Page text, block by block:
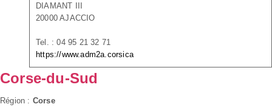
DIAMANT III
20000 AJACCIO
Tel. : 04 95 21 32 71
https://www.adm2a.corsica
Corse-du-Sud
Région : Corse